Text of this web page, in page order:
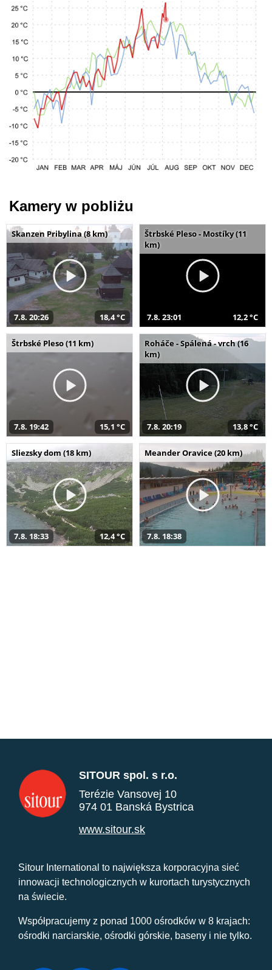
Kamery w pobliżu
Skanzen Pribylina (8 km)
7.8. 20:26 18,4 °C
Štrbské Pleso - Mostíky (11
km)
7.8. 23:01 12,2 °C
Štrbské Pleso (11 km)
7.8. 19:42 15,1 °C
Roháče - Spálená - vrch (16
km)
7.8. 20:19 13,8 °C
Sliezsky dom (18 km)
7.8. 18:33 12,4 °C
Meander Oravice (20 km)
7.8. 18:38
SITOUR spol. s r.o.
Terézie Vansovej 10
974 01 Banská Bystrica
www.sitour.sk
Sitour International to największa korporacyjna sieć
innowacji technologicznych w kurortach turystycznych
na świecie.
Współpracujemy z ponad 1000 ośrodków w 8 krajach:
ośrodki narciarskie, ośrodki górskie, baseny i nie tylko.